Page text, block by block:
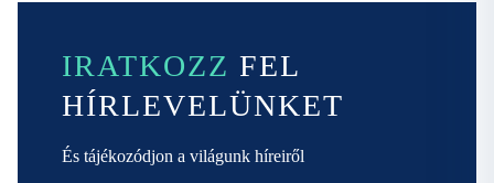
IRATKOZZ FEL
HÍRLEVELÜNKET
És tájékozódjon a világunk híreiről